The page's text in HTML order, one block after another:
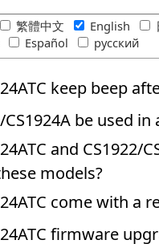
繁體中文 English
Español русский